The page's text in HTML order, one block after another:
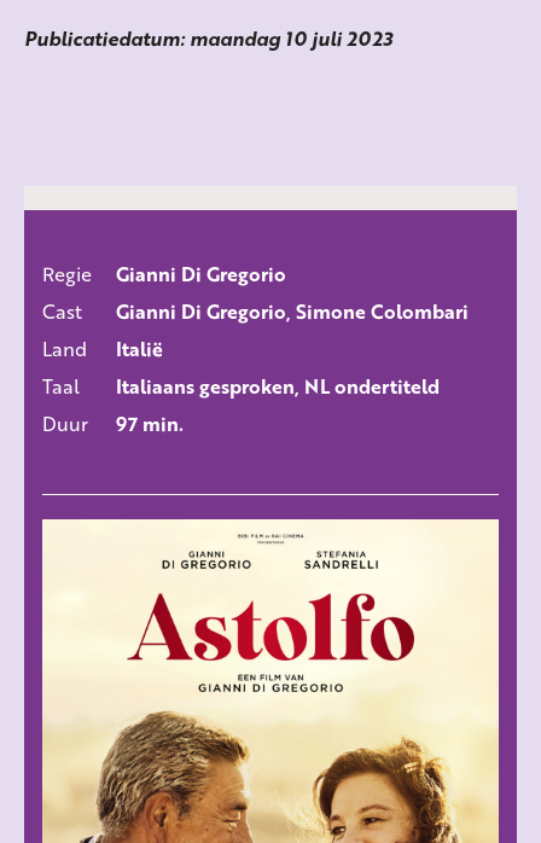
Publicatiedatum: maandag 10 juli 2023
ALLE FILMS
Regie
Gianni Di Gregorio
Cast
Gianni Di Gregorio, Simone Colombari
Land
Italië
Taal
Italiaans gesproken, NL ondertiteld
Duur
97 min.